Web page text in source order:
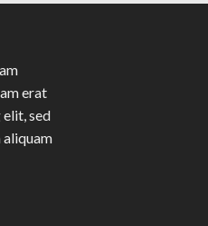
erat
sed
aliquam